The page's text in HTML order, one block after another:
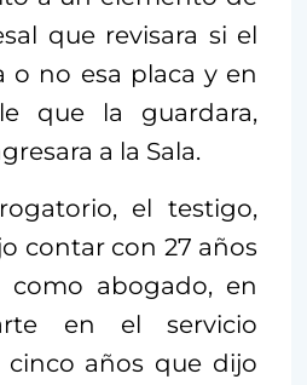
que revisara si el
o no esa placa y en
que la guardara,
a la Sala.
el testigo,
contar con 27 años
como abogado, en
en el servicio
cinco años que dijo